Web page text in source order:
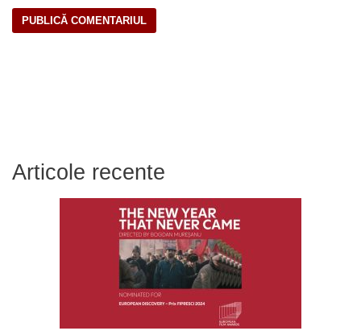
Articole recente